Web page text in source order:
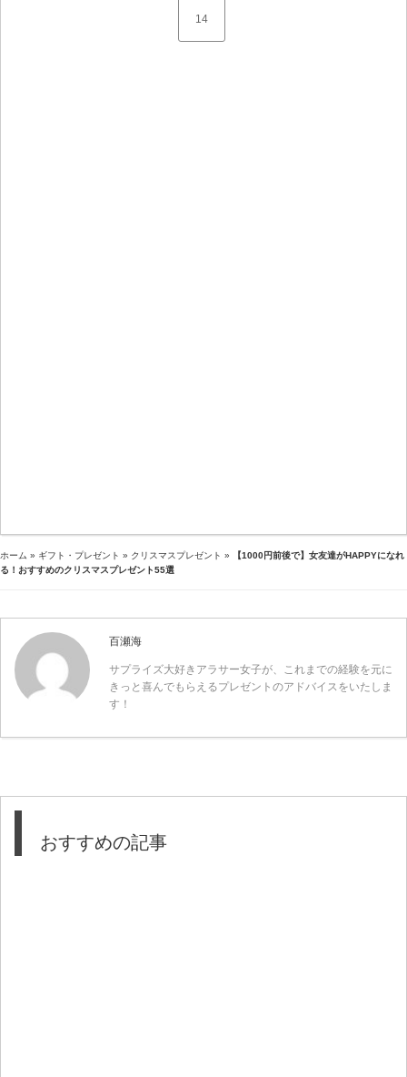
14
ホーム » ギフト・プレゼント » クリスマスプレゼント »
【1000円前後で】女友達がHAPPYになれ
る！おすすめのクリスマスプレゼント55選
百瀬海
サプライズ大好きアラサー女子が、これまでの経験を元に
きっと喜んでもらえるプレゼントのアドバイスをいたしま
す！
おすすめの記事